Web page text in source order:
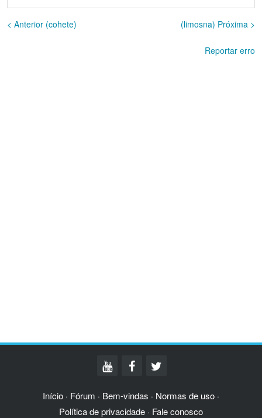
< Anterior (cohete) (limosna) Próxima >
Reportar erro
Início · Fórum · Bem-vindas · Normas de uso ·
Política de privacidade · Fale conosco